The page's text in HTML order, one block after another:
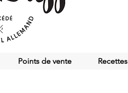
Points de vente Recettes